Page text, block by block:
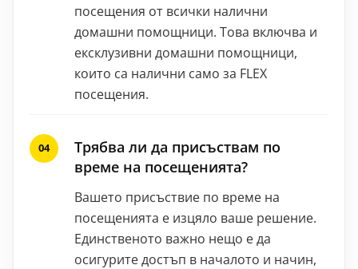
посещения от всички налични
домашни помощници. Това включва и
ексклузивни домашни помощници,
които са налични само за FLEX
посещения.
Трябва ли да присъствам по
време на посещенията?
Вашето присъствие по време на
посещенията е изцяло ваше решение.
Единственото важно нещо е да
осигурите достъп в началото и начин,